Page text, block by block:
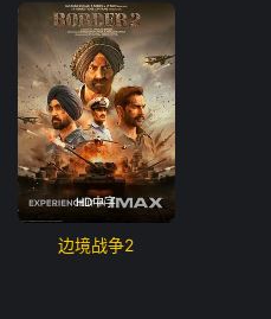
HD中字
边境战争2